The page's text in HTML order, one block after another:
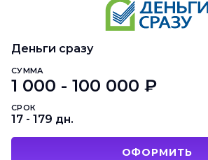
Деньги сразу
СУММА
1 000 - 100 000 ₽
СРОК
17 - 179 дн.
ОФОРМИТЬ